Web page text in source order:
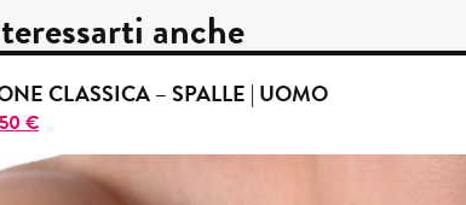
anche
CLASSICA – SPALLE | UOMO
€